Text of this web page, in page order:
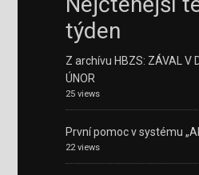
týden
Z archívu HBZS: ZÁVAL V
ÚNOR
25 views
První pomoc v systému
22 views